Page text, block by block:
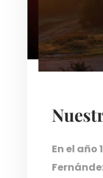
En el